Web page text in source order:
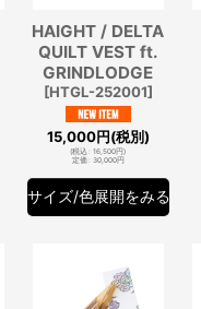
HAIGHT / DELTA
QUILT VEST ft.
GRINDLODGE
[HTGL-252001]
15,000円(税別)
(税込: 16,500円)
定価 : 30,000円
サイズ/色展開をみる